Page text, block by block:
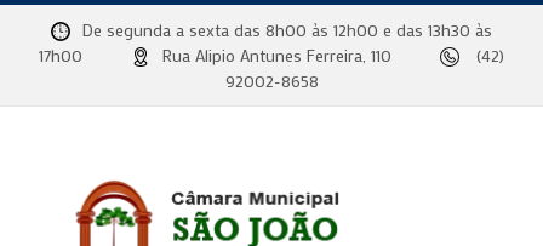
De segunda a sexta das 8h00 às 12h00 e das 13h30 às
17h00
Rua Alipio Antunes Ferreira, 110
(42)
92002-8658